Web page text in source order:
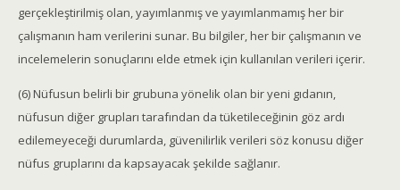
gerçekleştirilmiş olan, yayımlanmış ve yayımlanmamış her bir
çalışmanın ham verilerini sunar. Bu bilgiler, her bir çalışmanın ve
incelemelerin sonuçlarını elde etmek için kullanılan verileri içerir.
(6) Nüfusun belirli bir grubuna yönelik olan bir yeni gıdanın,
nüfusun diğer grupları tarafından da tüketileceğinin göz ardı
edilemeyeceği durumlarda, güvenilirlik verileri söz konusu diğer
nüfus gruplarını da kapsayacak şekilde sağlanır.